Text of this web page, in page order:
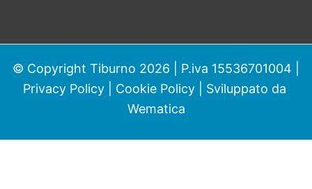
© Copyright Tiburno 2026 | P.iva 15536701004 |
Privacy Policy| Cookie Policy| Sviluppato da
Wematica